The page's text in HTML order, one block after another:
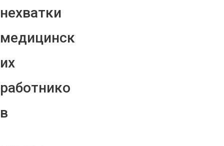
нехватки
медицинск
их
работнико
в